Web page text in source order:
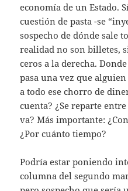
economía de un Estado.
cuestión de pasta -se
sospecho de dónde sale
realidad no son billetes,
ceros a la derecha.
pasa una vez que
a todo ese chorro de
cuenta? ¿Se reparte
va? Más importante:
¿Por cuánto tiempo?
Podría estar poniendo
columna del segundo